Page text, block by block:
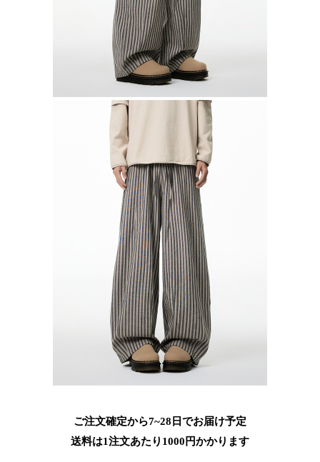
ご注文確定から7~28日でお届け予定
送料は1注文あたり 1000 円かかります